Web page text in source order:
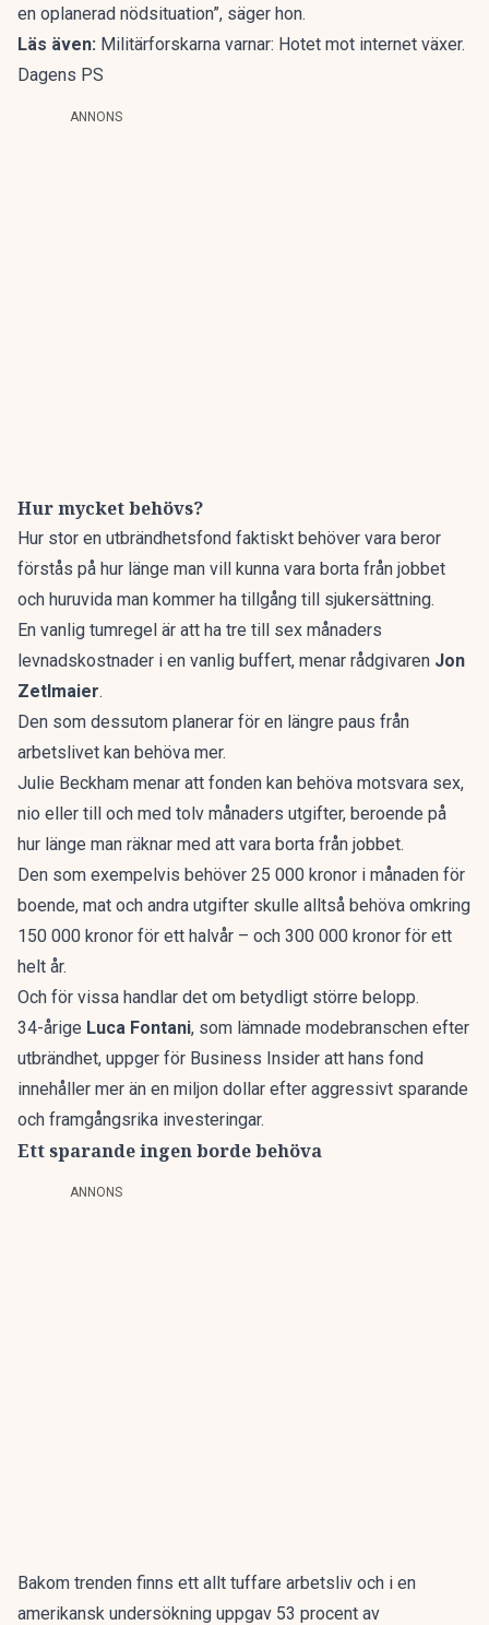
en oplanerad nödsituation”, säger hon.
Läs även: Militärforskarna varnar: Hotet mot internet växer.
Dagens PS
ANNONS
Hur mycket behövs?
Hur stor en utbrändhetsfond faktiskt behöver vara beror
förstås på hur länge man vill kunna vara borta från jobbet
och huruvida man kommer ha tillgång till sjukersättning.
En vanlig tumregel är att ha tre till sex månaders
levnadskostnader i en vanlig buffert, menar rådgivaren Jon
Zetlmaier.
Den som dessutom planerar för en längre paus från
arbetslivet kan behöva mer.
Julie Beckham menar att fonden kan behöva motsvara sex,
nio eller till och med tolv månaders utgifter, beroende på
hur länge man räknar med att vara borta från jobbet.
Den som exempelvis behöver 25 000 kronor i månaden för
boende, mat och andra utgifter skulle alltså behöva omkring
150 000 kronor för ett halvår – och 300 000 kronor för ett
helt år.
Och för vissa handlar det om betydligt större belopp.
34-årige Luca Fontani, som lämnade modebranschen efter
utbrändhet, uppger för Business Insider att hans fond
innehåller mer än en miljon dollar efter aggressivt sparande
och framgångsrika investeringar.
Ett sparande ingen borde behöva
ANNONS
Bakom trenden finns ett allt tuffare arbetsliv och i en
amerikansk undersökning uppgav 53 procent av